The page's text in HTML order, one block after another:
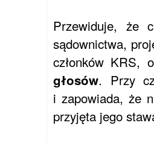
Przewiduje, że
sądownictwa,
członków KRS,
głosów. Przy
i zapowiada, że
przyjęta jego